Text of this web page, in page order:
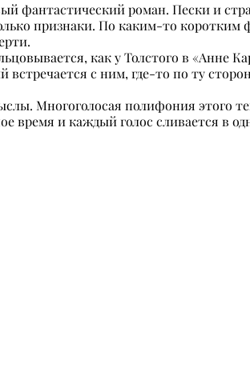
фантастический роман. Пески и
признаки. По каким-то коротким
как у Толстого в «Анне
с ним, где-то по ту
Многоголосая полифония этого
время и каждый голос сливается в